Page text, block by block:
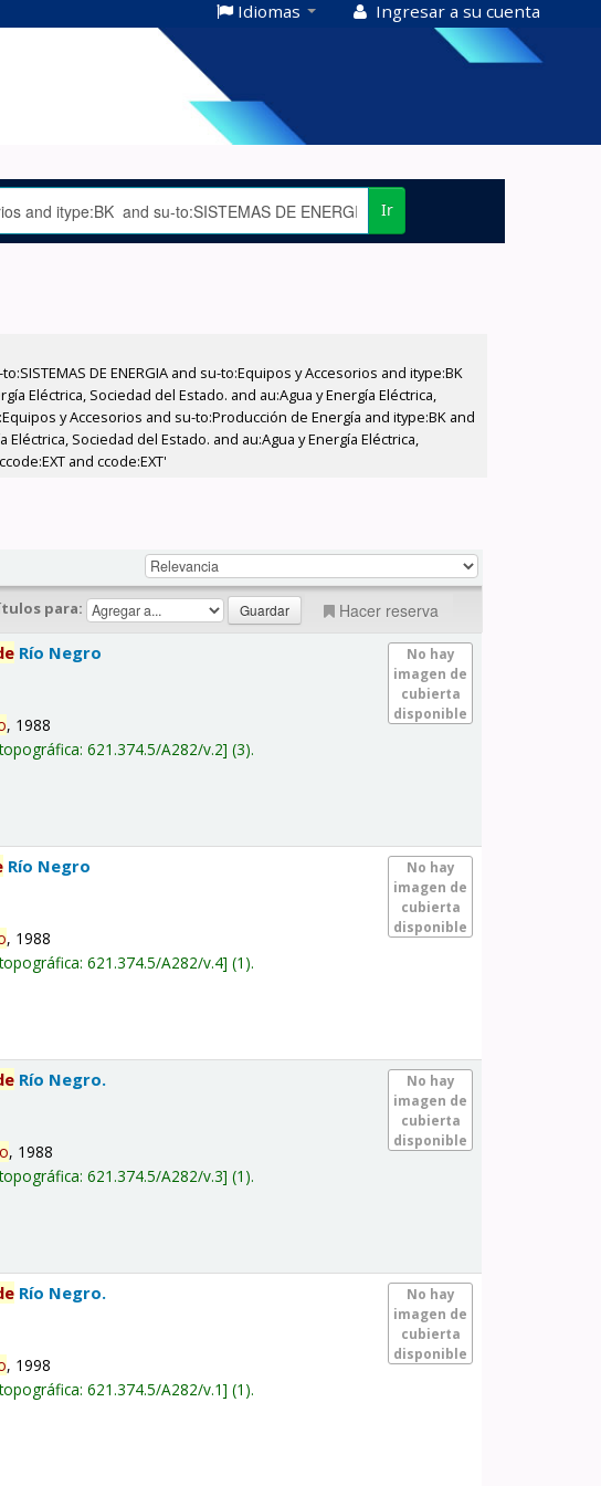
Idiomas Ingresar a su cuenta
Ir
DE ENERGIA and su-to:Equipos y Accesorios and itype:BK
Eléctrica, Sociedad del Estado. and au:Agua y Energía Eléctrica,
y Accesorios and su-to:Producción de Energía and itype:BK and
Sociedad del Estado. and au:Agua y Energía Eléctrica,
and ccode:EXT'
para: Hacer reserva
No hay
imagen de
cubierta
disponible
Río Negro
, 1988
621.374.5/A282/v.2 (3).
No hay
imagen de
cubierta
disponible
Río Negro
, 1988
621.374.5/A282/v.4 (1).
No hay
imagen de
cubierta
disponible
Río Negro.
, 1988
621.374.5/A282/v.3 (1).
No hay
imagen de
cubierta
disponible
Río Negro.
, 1998
621.374.5/A282/v.1 (1).